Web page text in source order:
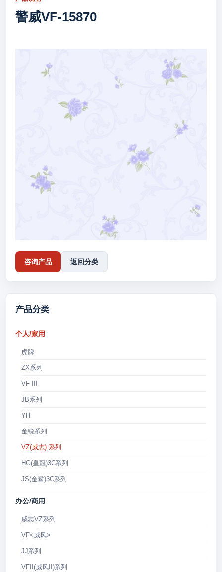
产品分类
个人/家用
虎牌
ZX系列
VF-III
JB系列
YH
金锐系列
VZ(威志) 系列
HG(皇冠)3C系列
JS(金鲨)3C系列
办公/商用
威志VZ系列
VF<威风>
JJ系列
VFII(威风II)系列
警威VF-15870
咨询产品 返回分类